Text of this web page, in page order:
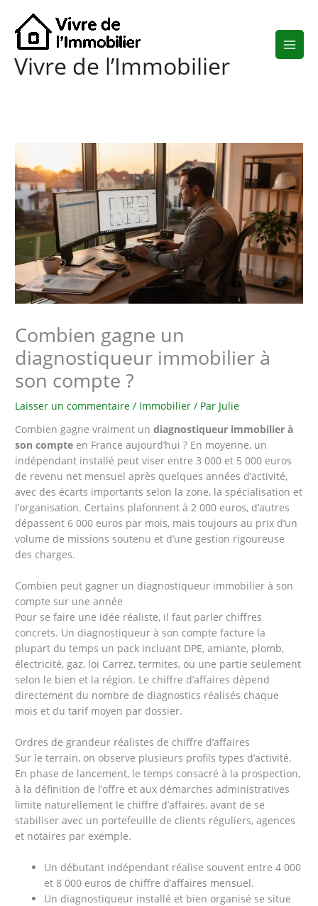
contenu
Vivre de l’Immobilier
Combien gagne un
diagnostiqueur immobilier à
son compte ?
Laisser un commentaire / Immobilier / Par Julie
Combien gagne vraiment undiagnostiqueur immobilier à
son compte en France aujourd’hui ? En moyenne, un
indépendant installé peut viser entre 3 000 et 5 000 euros
de revenu net mensuel après quelques années d’activité,
avec des écarts importants selon la zone, la spécialisation et
l’organisation. Certains plafonnent à 2 000 euros, d’autres
dépassent 6 000 euros par mois, mais toujours au prix d’un
volume de missions soutenu et d’une gestion rigoureuse
des charges.
Combien peut gagner un diagnostiqueur immobilier à son
compte sur une année
Pour se faire une idée réaliste, il faut parler chiffres
concrets. Un diagnostiqueur à son compte facture la
plupart du temps un pack incluant DPE, amiante, plomb,
électricité, gaz, loi Carrez, termites, ou une partie seulement
selon le bien et la région. Le chiffre d’affaires dépend
directement du nombre de diagnostics réalisés chaque
mois et du tarif moyen par dossier.
Ordres de grandeur réalistes de chiffre d’affaires
Sur le terrain, on observe plusieurs profils types d’activité.
En phase de lancement, le temps consacré à la prospection,
à la définition de l’offre et aux démarches administratives
limite naturellement le chiffre d’affaires, avant de se
stabiliser avec un portefeuille de clients réguliers, agences
et notaires par exemple.
Un débutant indépendant réalise souvent entre 4 000
et 8 000 euros de chiffre d’affaires mensuel.
Un diagnostiqueur installé et bien organisé se situe